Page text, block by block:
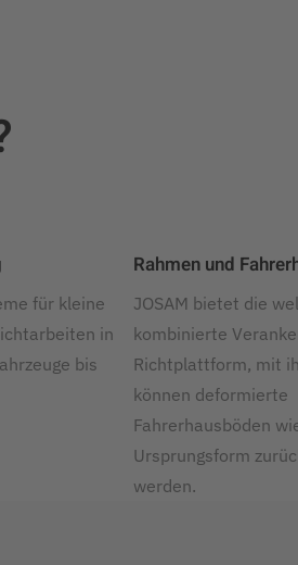
für kleine
in
bis
Rahmen und
JOSAM bietet die
kombinierte
Richtplattform, mit
können deformierte
Fahrerhausböden
Ursprungsform
werden.